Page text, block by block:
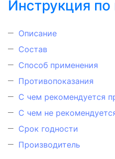
Инструкция
Описание
Состав
Способ применения
Противопоказания
С чем рекомендуется
С чем не
Срок годности
Производитель